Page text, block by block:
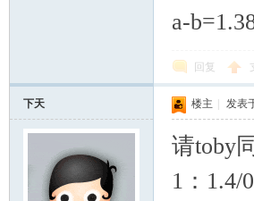
a-
回复
下天 楼主 发表
请toby
1：1.4/